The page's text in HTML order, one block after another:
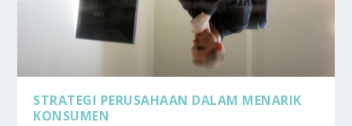
STRATEGI PERUSAHAAN DALAM MENARIK
KONSUMEN